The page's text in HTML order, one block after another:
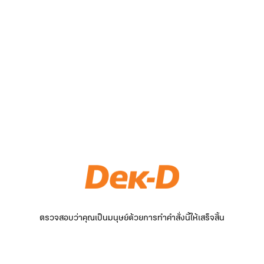
ตรวจสอบว่าคุณเป็นมนุษย์ด้วยการทำคำสั่งนี้ให้เสร็จสิ้น